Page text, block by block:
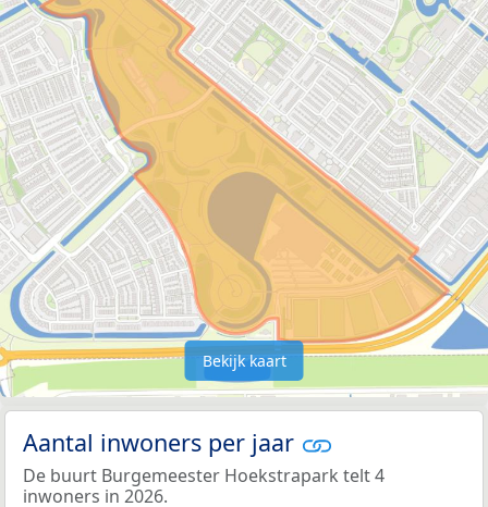
Bekijk kaart
Aantal inwoners per jaar
De buurt Burgemeester Hoekstrapark telt 4
inwoners in 2026.